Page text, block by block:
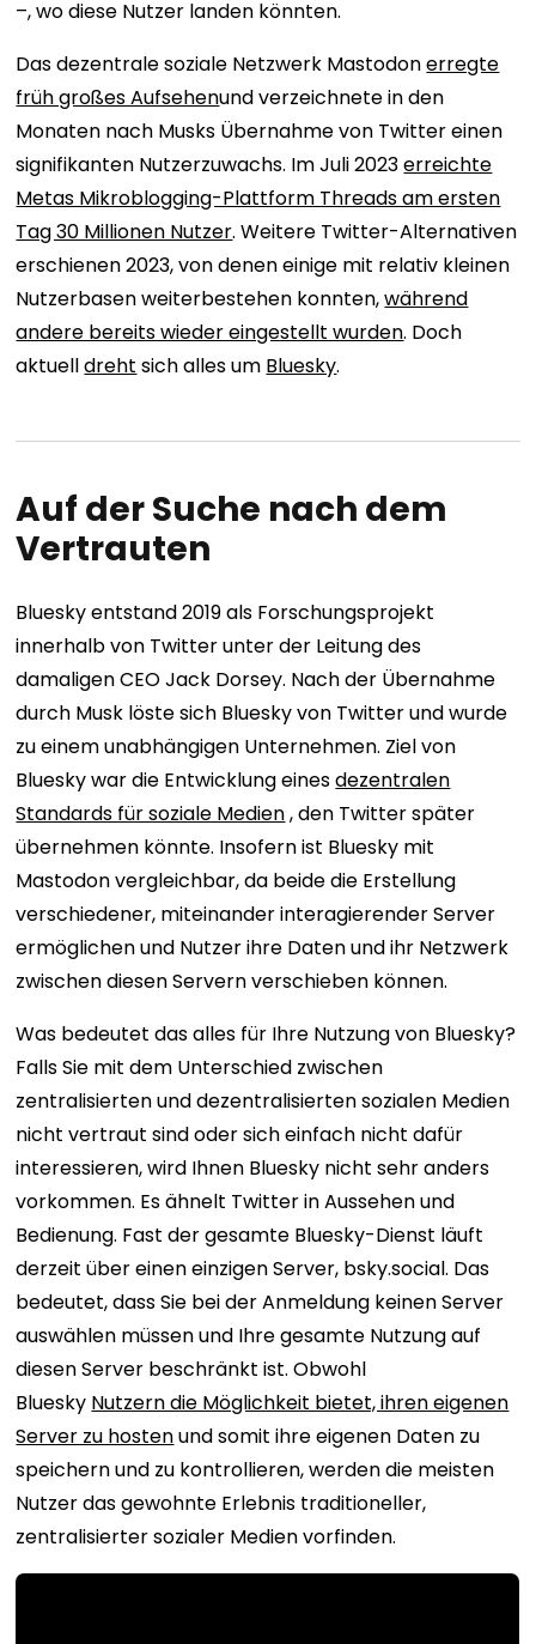
–, wo diese Nutzer landen könnten.
Das dezentrale soziale Netzwerk Mastodonerregte
früh großes Aufsehenund verzeichnete in den
Monaten nach Musks Übernahme von Twitter einen
signifikanten Nutzerzuwachs. Im Juli 2023erreichte
Metas Mikroblogging-Plattform Threads am ersten
Tag 30 Millionen Nutzer. Weitere Twitter-Alternativen
erschienen 2023, von denen einige mit relativ kleinen
Nutzerbasen weiterbestehen konnten,während
andere bereits wieder eingestellt wurden. Doch
aktuelldreht sich alles um Bluesky.
Auf der Suche nach dem
Vertrauten
Bluesky entstand 2019 als Forschungsprojekt
innerhalb von Twitter unter der Leitung des
damaligen CEO Jack Dorsey. Nach der Übernahme
durch Musk löste sich Bluesky von Twitter und wurde
zu einem unabhängigen Unternehmen. Ziel von
Bluesky war die Entwicklung einesdezentralen
Standards für soziale Medien, den Twitter später
übernehmen könnte. Insofern ist Bluesky mit
Mastodon vergleichbar, da beide die Erstellung
verschiedener, miteinander interagierender Server
ermöglichen und Nutzer ihre Daten und ihr Netzwerk
zwischen diesen Servern verschieben können.
Was bedeutet das alles für Ihre Nutzung von Bluesky?
Falls Sie mit dem Unterschied zwischen
zentralisierten und dezentralisierten sozialen Medien
nicht vertraut sind oder sich einfach nicht dafür
interessieren, wird Ihnen Bluesky nicht sehr anders
vorkommen. Es ähnelt Twitter in Aussehen und
Bedienung. Fast der gesamte Bluesky-Dienst läuft
derzeit über einen einzigen Server, bsky.social. Das
bedeutet, dass Sie bei der Anmeldung keinen Server
auswählen müssen und Ihre gesamte Nutzung auf
diesen Server beschränkt ist. Obwohl
Bluesky Nutzern die Möglichkeit bietet, ihren eigenen
Server zu hostenund somit ihre eigenen Daten zu
speichern und zu kontrollieren, werden die meisten
Nutzer das gewohnte Erlebnis traditioneller,
zentralisierter sozialer Medien vorfinden.